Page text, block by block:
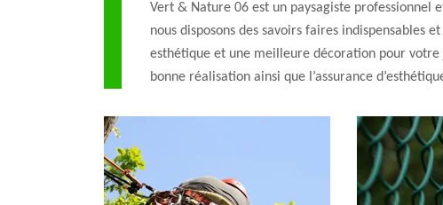
Vert & Nature 06 est un paysagiste professionnel
nous disposons des savoirs faires indispensables
esthétique et une meilleure décoration pour votre
bonne réalisation ainsi que l’assurance